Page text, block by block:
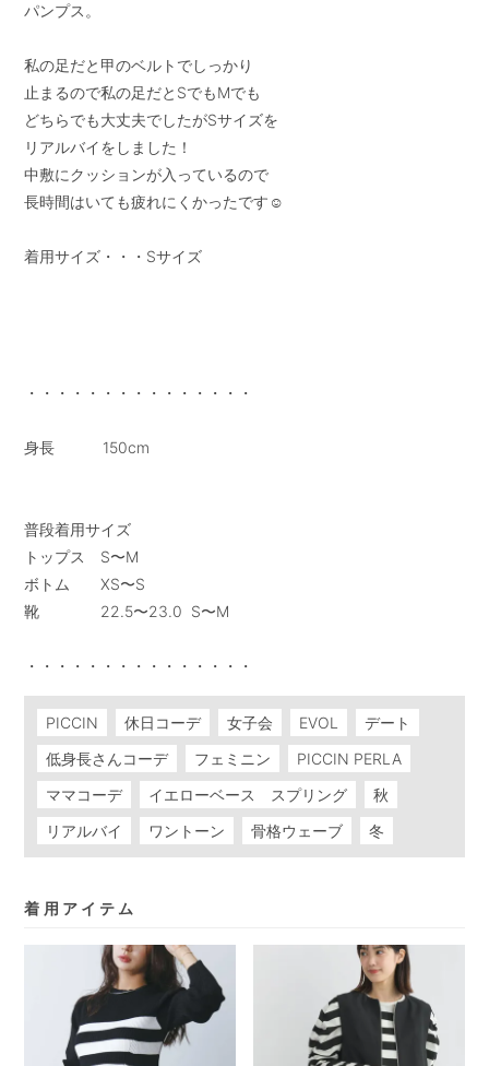
パンプス。
私の足だと甲のベルトでしっかり
止まるので私の足だとSでもMでも
どちらでも大丈夫でしたがSサイズを
リアルバイをしました！
中敷にクッションが入っているので
長時間はいても疲れにくかったです☺︎
着用サイズ・・・Sサイズ
・・・・・・・・・・・・・・・
身長           150cm
普段着用サイズ
トップス　S〜M
ボトム　　XS〜S
靴　　　　22.5〜23.0  S〜M
PICCIN 休日コーデ 女子会 EVOL
デート
低身長さんコーデ
フェミニン
PICCIN PERLA
ママコーデ
イエローベース スプリング
秋
リアルバイ
ワントーン 骨格ウェーブ 冬
着用アイテム